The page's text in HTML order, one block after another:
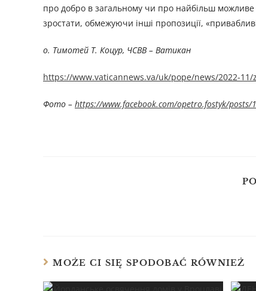
про добро в загальному чи про найбільш
зростати, обмежуючи інші пропозиції,
о. Тимотей Т. Коцур, ЧСВВ – Ватикан
https://www.vaticannews.va/uk/pope/news/2022-
Фото – https://www.facebook.com/opetro.fostyk/posts/
MOŻE CI SIĘ SPODOBAĆ RÓWNIEŻ